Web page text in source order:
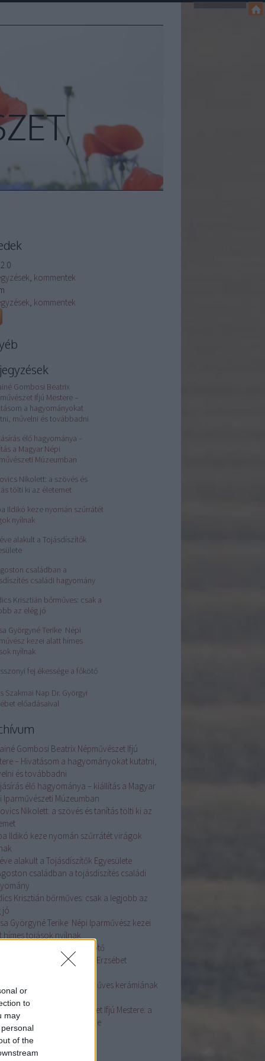
or
to
may
of the
, kommentek
, kommentek
Gombosi Beatrix
Ifjú Mestere –
a hagyományokat
művelni és továbbadni
élő hagyománya –
a Magyar Népi
Múzeumban
Nikolett: a szövés és
tölti ki az életemet
Ildikó keze nyomán szűrrátét
nyílnak
alakult a Tojásdíszítők
családban a
családi hagyomány
Krisztián bőrműves: csak a
az elég jó
Györgyné Terike Népi
kezei alatt hímes
nyílnak
fej ékessége a főkötő
Szakmai Nap Dr. Györgyi
előadásaival
Gombosi Beatrix Népművészet Ifjú
– Hivatásom a hagyományokat kutatni,
és továbbadni
élő hagyománya – kiállítás a Magyar
Iparművészeti Múzeumban
Nikolett: a szövés és tanítás tölti ki az
Ildikó keze nyomán szűrrátét virágok
alakult a Tojásdíszítők Egyesülete
családban a tojásdíszítés családi
Krisztián bőrműves: csak a legjobb az
jó
Györgyné Terike Népi Iparművész kezei
hímes tojások nyílnak
asszonyi fej ékessége a főkötő
Szakmai Nap Dr. Györgyi Erzsébet
Mária fazekas: A kézműves kerámiának
van
Zsuzsanna Népművészet Ifjú Mestere: a
az életünk fontos része
...